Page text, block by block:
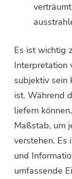
Es ist wichtig
Interpretation
subjektiv sein
ist. Während
liefern
Maßstab, um
verstehen. Es
und
umfassende